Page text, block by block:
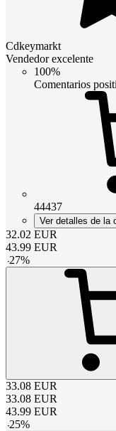
Cdkeymarkt
Vendedor excelente
100%
Comentarios
44437
Ver detalles de la
32.02 EUR
43.99 EUR
-27%
33.08 EUR
33.08 EUR
43.99 EUR
-25%